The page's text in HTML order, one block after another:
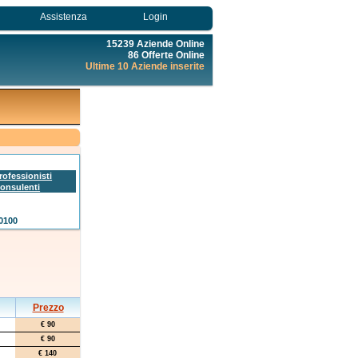
Assistenza Login
15239 Aziende Online
86 Offerte Online
Ultime 10 Aziende inserite
Prezzo
€ 90
€ 90
€ 140